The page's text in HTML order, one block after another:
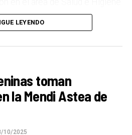
y modernizar
atendiendo a demandas
renovará elpatio del colegio,
la primera fase del
LEYENDO
toman
la Mendi Astea de
10/2025